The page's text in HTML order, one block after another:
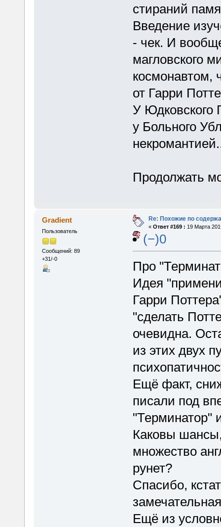
стираний
Введение
- чек. И
магловского
космонавтом,
от Гарри
У Юдковского
у Больного
Продолжать
Gradient
Пользователь
Сообщений: 89
+31/-0
Re: Похожие по
« Ответ #169 : 19 Марта
(−)0
Про
Идея
Гарри
"сделать
очевидна.
из этих двух
Ещё факт,
писали под
"Терминатор"
Каковы
множество
рунет?
Спасибо,
Ещё из